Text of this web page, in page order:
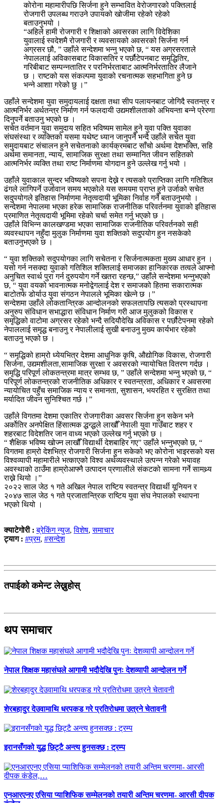
कोरोना महामारीपछि सिर्जना हुने सम्भावित वेरोजगारको पक्तिलाई
रोजगारी उपलब्ध गराउने उपायको खोजीमा रहेको रहेको
बताउनुभयो ।
“अहिले हामी रोजगारी र शिक्षाको अवसरका लागि विदेशिका
युवालाई स्वदेशमै रोजगारी र व्यवसायको अवसरको सिर्जना गर्न
अग्रसर छौ, ” उहाँले सन्देशमा भन्नु भएको छ, “ यस अग्रसरताले
नेपाललाई अविकासबाट विकासतिर र पर्छौटेपनबाट समृद्धितिर,
गरिबीबाट सम्पन्नतातिर र परनिर्भरताबाट आत्मनिर्भरतातिर लैजाने
छ । राष्टको यस संकल्पमा युवाको रचनात्मक सहभागिता हुने छ
भन्ने आशाा गरेको छु ।”
उहाँले सन्देशमा युवा समुदायलाई दक्षता तथा सीप पलायनबाट जोगिदै स्वतन्त्र र
आत्मनिर्भर अर्थतन्त्र निर्माण गर्न फलदायी उद्यमशीलताको अभियन्ता बन्ने प्रेरणा
दिनुपर्ने बताउनु भएको छ ।
सचेत वर्तमान युवा समुदाय सहित भविष्यम सामेल हुने युवा पक्ति युवाका
संघसंस्था र व्यक्तिको यसमा यथेष्ट ध्यान जानुपर्ने भन्दै उहाँले सचेत युवा
समुदायबाट संचालन हुने सचेतनाको कार्यक्रमबाट साँचो अर्थमा देशभक्ति, सहि
अर्थमा समानता, न्याय, सामाजिक सुरक्षा तथा सम्मानित जीवन सहितको
आत्मनिर्भर व्यक्ति तथा राष्ट निर्माणमा योगदान हुने उल्लेख गर्नु भयो ।
उहाँले युवाकाल सुन्दर भविष्यको सपना देख्ने र त्यसको प्राप्तिका लागि गतिशिल
ढंगले लागिपर्ने उर्जावान समय भएकोले यस समयमा प्राप्त हुने उर्जाको सचेत
सदुपयोगले इतिहास निर्माणमा नेतृत्वदायी भूमिका निर्वाह गर्ने बताउनुभयो ।
सन्देशमा नेपालमा भएका हरेक सामाजिक राजनीतिक परिवर्तनमा युवाको इतिहास
प्रमाणित नेतृत्वदायी भूमिमा रहेको चर्चा समेत गर्नु भएको छ ।
उहाँले विभिन्न कालखण्डमा भएका सामाजिक राजनीतिक परिवर्तनको सही
व्यवस्थापन नहुँदा मुलुक निर्माणमा युवा शक्तिको सदुपयोग हुन नसकेको
बताउनुभएको छ ।
“ युवा शक्तिको सदुपयोगका लागि सचेतना र सिर्जनात्मकता मुख्य आधार हुन ।
यसो गर्न नसक्दा युवाको गतिशिल शक्तिलाई समाजका हानिकारक तत्वले आफ्नो
अनुचित स्वार्थ पुरा गर्न दुरुपयोग गर्ने खतरा रहन्छ,” उहाँले सन्देशमा भन्नुभएको
छ, “ युवा वयको भावनात्मक मनोद्वेगलाई देश र समाजको हितमा सकारात्मक
बाटोतर्फ डोर्याउ युवा संगठन नेपालले भूमिका खेल्ने छ ।”
सन्देशमा उहाँले लोकतान्त्रिक आन्दोलनको सफलतापछि त्यसको प्रस्थापना
अनुरुप संविधान सभाद्धारा संविधान निर्माण गरी आज मुलुकको विकास र
समृद्धिको वाटोमा अग्रसर रहेको भन्दै सदियौदेखि अविकास र पर्छौटेपनमा रहेको
नेपाललाई समृद्ध बनाउनु र नेपालीलाई सुखी बनाउनु मुख्य कार्यभार रहेको
बताउनु भएको छ ।
“ समृद्धिको हाम्रो ध्येयभित्र देशमा आधुनिक कृषि, औद्योगिक विकास, रोजगारी
सिर्जना, उद्यमशीलता,सामाजिक सुरक्षा र अवसरको न्यायोचित वितरण गर्दछ ।
समृद्धि परिपूर्ण लोकतन्त्रमा मात्र सम्भव छ, ” उहाँले सन्देशमा भन्नु भएको छ, “
परिपूर्ण लोकतन्त्रको राजनीतिक अधिकार र स्वतन्त्रता, अधिकार र अवसरमा
न्यायोचित पहुँच समाजिक न्याय र समानता, सुशासन, भयरहित र सुरक्षित तथा
मर्यादित जीवन सुनिश्चित गर्छ ।”
उहाँले विगतमा देशमा एकातिर रोजगारीका अवसर सिर्जना हुन सकेन भने
अर्कोतिर अनपेक्षित हिंसात्मक द्धन्द्धले लाखौँ नेपाली युवा गाउँबाट शहर र
शहरबाट विदेशतिर जान वाध्य भएको उल्लेख गर्नु भएको छ ।
“ शैक्षिक भविष्य खोज्न लाखौँ विद्यार्थी देशबाहिर गए” उहाँले भन्नुभएको छ, “
विगतमा हाम्रो देशभित्र रोजगारी सिर्जना हुन सकेको भए कोरोना भाइरसको यस
विश्वव्यापी महामारीले भत्काएको विश्व अर्थव्यवस्थाले उत्पन्न गरेको भयावह
अवस्थाको ठाउँमा हाम्रोआफ्नै उत्पादन प्रणालीले संकटको सामना गर्ने सामथ्र्य
राख्ने थियो ।”
२०२२ साल जेठ १ गते अखिल नेपाल राष्टिय स्वतन्त्र विद्यार्थी यूनियन र
२०४७ साल जेठ १ गते प्रजातान्त्रिक राष्टिय युवा संघ नेपालको स्थापना
भएको थियो ।
क्याटेगोरी :ब्रेकिंग न्युज,विशेष,समाचार
ट्याग : #प्रम, #सन्देश
तपाईको कमेन्ट लेख्नुहोस्
थप समाचार
नेपाल शिक्षक महासंघले आगामी भदौदेखि पुनः देशव्यापी आन्दोलन गर्ने
शेरबहादुर देउवामाथि धरपकड गरे प्रतिरोधमा उत्रने चेतावनी
इरानसँगको युद्ध छिट्टै अन्त्य हुनसक्छ : ट्रम्प
एनआरएनए एसिया प्याशिफिक सम्मेलनको तयारी अन्तिम चरणमा- आरसी दीपक